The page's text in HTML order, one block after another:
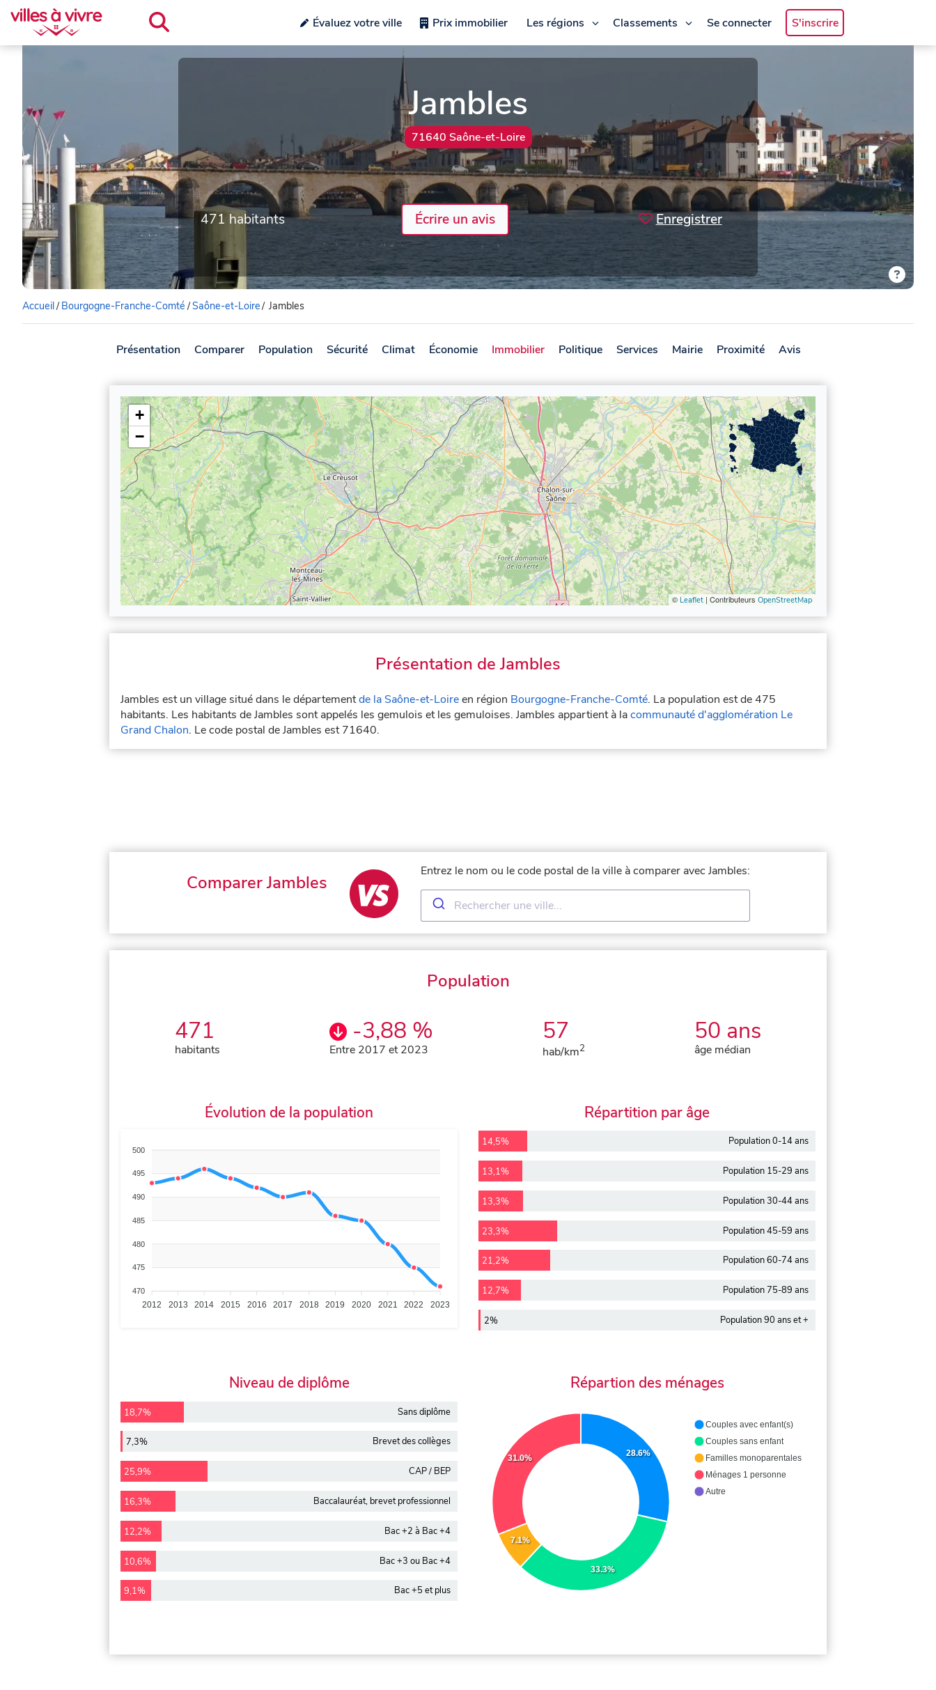
Évaluez votre ville Prix immobilier Les régions Classements Se connecter S'inscrire
Jambles
71640 Saône-et-Loire
471 habitants Écrire un avis Enregistrer
Accueil/ Bourgogne-Franche-Comté/Saône-et-Loire/ Jambles
Présentation Comparer Population Sécurité Climat Économie Immobilier Politique Services Mairie Proximité Avis
+
−
© Leaflet | Contributeurs OpenStreetMap
Présentation de Jambles
Jambles est un village situé dans le départementde la Saône-et-Loireen région Bourgogne-Franche-Comté. La population est de 475
habitants. Les habitants de Jambles sont appelés les gemulois et les gemuloises. Jambles appartient à lacommunauté d'agglomération Le
Grand Chalon. Le code postal de Jambles est 71640.
Comparer Jambles
Entrez le nom ou le code postal de la ville à comparer avec Jambles:
Population
471
habitants
-3,88 %
Entre 2017 et 2023
57
hab/km2
50 ans
âge médian
Évolution de la population
500
495
490
485
480
475
470
2012 2013 2014 2015 2016 2017 2018 2019 2020 2021 2022 2023
Répartition par âge
14,5% Population 0-14 ans
13,1% Population 15-29 ans
13,3% Population 30-44 ans
23,3% Population 45-59 ans
21,2% Population 60-74 ans
12,7% Population 75-89 ans
2% Population 90 ans et +
Niveau de diplôme
18,7% Sans diplôme
7,3% Brevet des collèges
25,9% CAP / BEP
16,3% Baccalauréat, brevet professionnel
12,2% Bac +2 à Bac +4
10,6% Bac +3 ou Bac +4
9,1% Bac +5 et plus
Répartion des ménages
28.6%
33.3%
7.1%
31.0%
Couples avec enfant(s)
Couples sans enfant
Familles monoparentales
Ménages 1 personne
Autre